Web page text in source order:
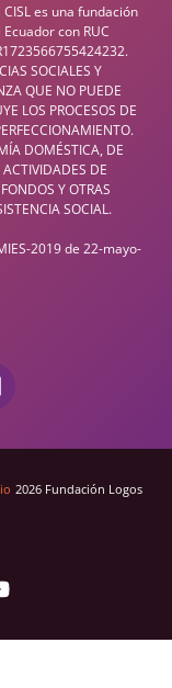
CISL es una fundación
con RUC
SOCIALES Y
QUE NO PUEDE
LOS PROCESOS DE
DOMÉSTICA, DE
DE
Y OTRAS
SOCIAL.
2019 de 22-mayo-
2026 Fundación Logos